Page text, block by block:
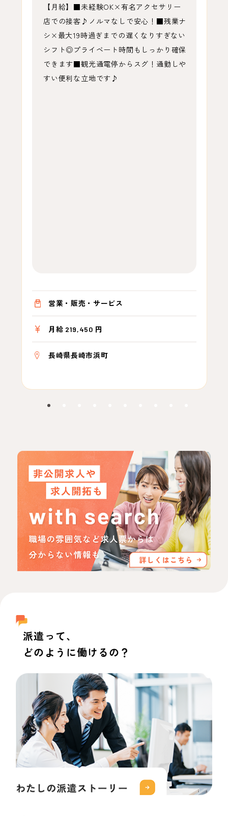
【月給】■未経験OK×有名アクセサリー
店での接客♪ノルマなしで安心！■残業ナ
シ×最大19時過ぎまでの遅くなりすぎない
シフト◎プライベート時間もしっかり確保
できます■観光通電停からスグ！通勤しや
すい便利な立地です♪
営業・販売・サービス
月給 219,450 円
長崎県長崎市浜町
派遣って、
どのように働けるの？